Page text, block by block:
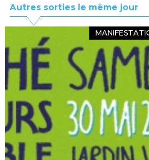
Autres sorties le même jour